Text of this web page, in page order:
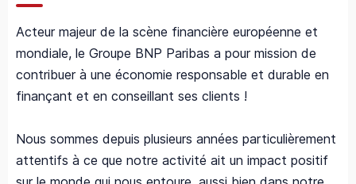
Acteur majeur de la scène financière européenne et
mondiale, le Groupe BNP Paribas a pour mission de
contribuer à une économie responsable et durable en
finançant et en conseillant ses clients !
Nous sommes depuis plusieurs années particulièrement
attentifs à ce que notre activité ait un impact positif